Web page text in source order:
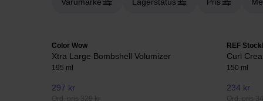
Color Wow
Xtra Large Bombshell Volumizer
195 ml
297 kr
Ord. pris 329 kr
REF
Curl
150 ml
234 kr
Ord. pris